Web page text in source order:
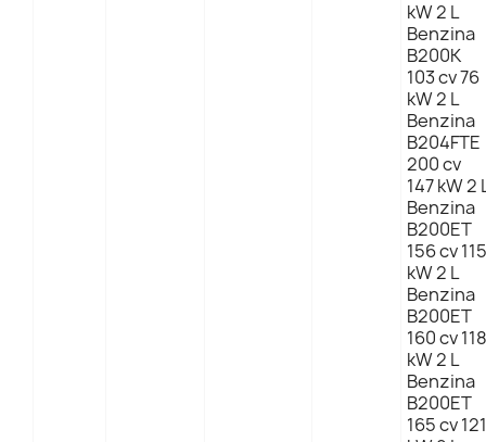
kW 2 L
Benzina
B200K
103 cv 76
kW 2 L
Benzina
B204FTE
200 cv
147 kW 2
Benzina
B200ET
156 cv 115
kW 2 L
Benzina
B200ET
160 cv 118
kW 2 L
Benzina
B200ET
165 cv 121